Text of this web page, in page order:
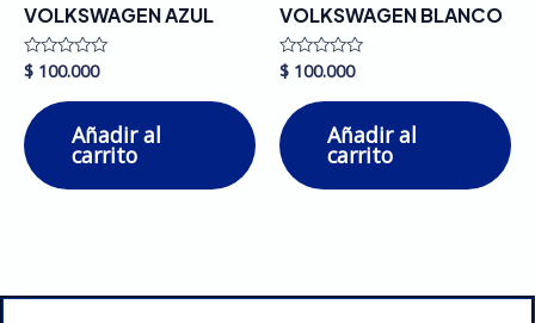
VOLKSWAGEN AZUL
Valorado
en
de
5
$ 100.000
Añadir al
carrito
VOLKSWAGEN BLANCO
Valorado
en
de
5
$ 100.000
Añadir al
carrito